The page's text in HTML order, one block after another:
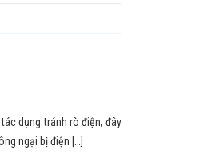
dụng tránh rò điện, đây
ngại bị điện […]